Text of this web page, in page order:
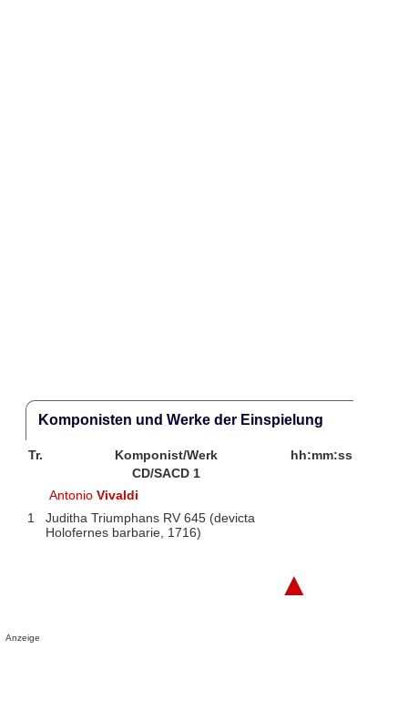
Komponisten und Werke der Einspielung
Tr. Komponist/Werk
hh:mm:ss
CD/SACD 1
AntonioVivaldi
1
Juditha Triumphans RV 645 (devicta
Holofernes barbarie, 1716)
▲
Anzeige